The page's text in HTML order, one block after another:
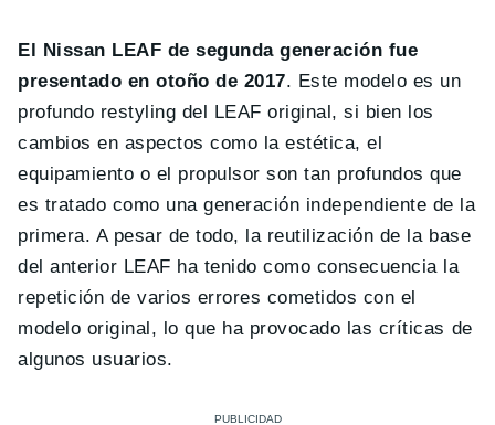
El Nissan LEAF de segunda generación fue
presentado en otoño de 2017. Este modelo es un
profundo restyling del LEAF original, si bien los
cambios en aspectos como la estética, el
equipamiento o el propulsor son tan profundos que
es tratado como una generación independiente de la
primera. A pesar de todo, la reutilización de la base
del anterior LEAF ha tenido como consecuencia la
repetición de varios errores cometidos con el
modelo original, lo que ha provocado las críticas de
algunos usuarios.